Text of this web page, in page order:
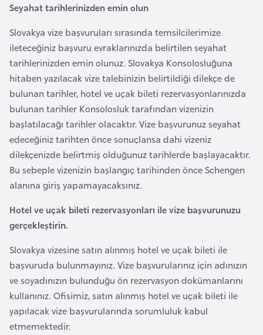
Seyahat tarihlerinizden emin olun
Slovakya vize başvuruları sırasında temsilcilerimize
ileteceğiniz başvuru evraklarınızda belirtilen seyahat
tarihlerinizden emin olunuz. Slovakya Konsolosluğuna
hitaben yazılacak vize talebinizin belirtildiği dilekçe de
bulunan tarihler, hotel ve uçak bileti rezervasyonlarınızda
bulunan tarihler Konsolosluk tarafından vizenizin
başlatılacağı tarihler olacaktır. Vize başvurunuz seyahat
edeceğiniz tarihten önce sonuçlansa dahi vizeniz
dilekçenizde belirtmiş olduğunuz tarihlerde başlayacaktır.
Bu sebeple vizenizin başlangıç tarihinden önce Schengen
alanına giriş yapamayacaksınız.
Hotel ve uçak bileti rezervasyonları ile vize başvurunuzu
gerçekleştirin.
Slovakya vizesine satın alınmış hotel ve uçak bileti ile
başvuruda bulunmayınız. Vize başvurularınız için adınızın
ve soyadınızın bulunduğu ön rezervasyon dokümanlarını
kullanınız. Ofisimiz, satın alınmış hotel ve uçak bileti ile
yapılacak vize başvurularında sorumluluk kabul
etmemektedir.
D
e
m
o
k
r
a
t
i
k
K
o
g
o
B
u
l
g
a